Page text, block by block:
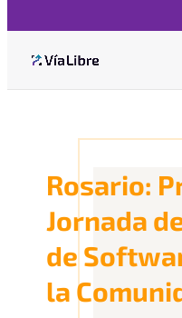
Rosario:
Jornada
de
la